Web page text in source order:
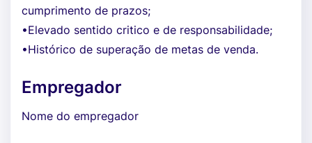
cumprimento de prazos;
•Elevado sentido critico e de responsabilidade;
•Histórico de superação de metas de venda.
Empregador
Nome do empregador